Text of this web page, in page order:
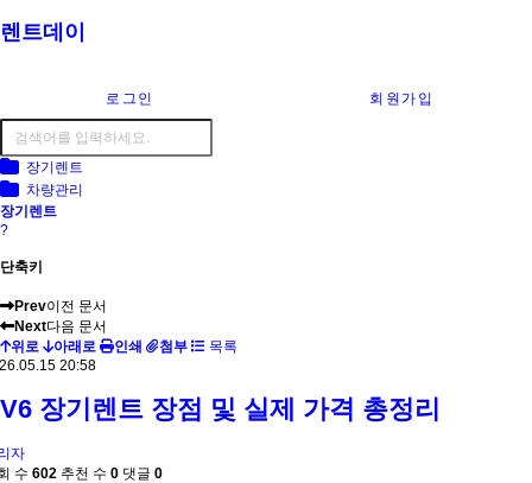
렌트데이
로그인 회원가입
장기렌트
차량관리
장기렌트
?
단축키
Prev이전 문서
Next다음 문서
위로
아래로 인쇄 첨부
목록
20:58
장기렌트 장점 및 실제 가격 총정리
자
수 602 추천 수 0 댓글 0